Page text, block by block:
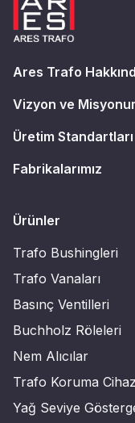
Ares Trafo
Vizyon ve
Üretim Standartları
Fabrikalarımız
Ürünler
Trafo Bushingleri
Trafo Vanaları
Basınç Ventilleri
Buchholz Röleleri
Nem Alıcılar
Trafo Koruma
Yağ Seviye